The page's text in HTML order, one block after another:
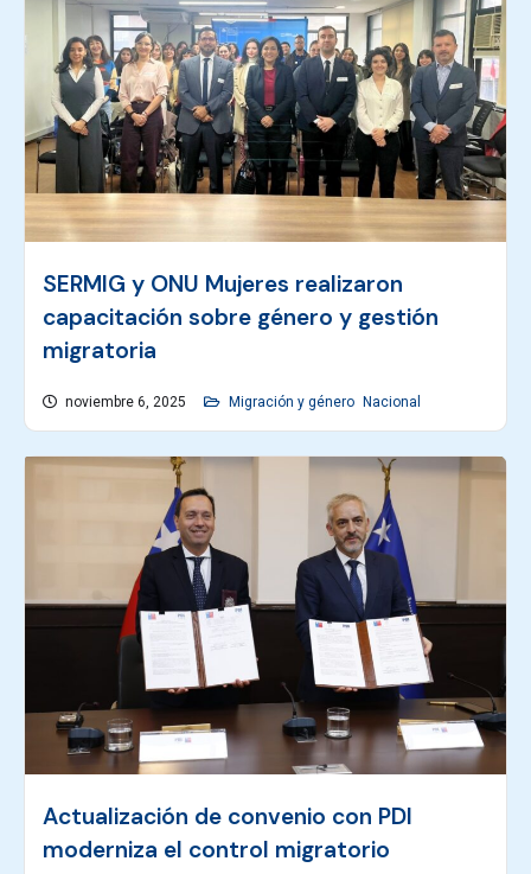
SERMIG y ONU Mujeres realizaron
capacitación sobre género y gestión
migratoria
noviembre 6, 2025 Migración y género Nacional
Actualización de convenio con PDI
moderniza el control migratorio